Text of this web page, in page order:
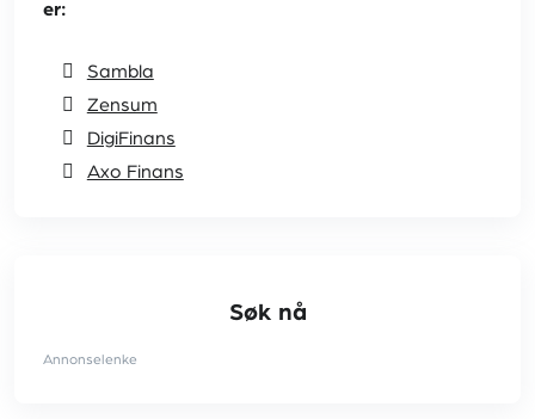
er:
Sambla
Zensum
DigiFinans
Axo Finans
Søk nå
Annonselenke